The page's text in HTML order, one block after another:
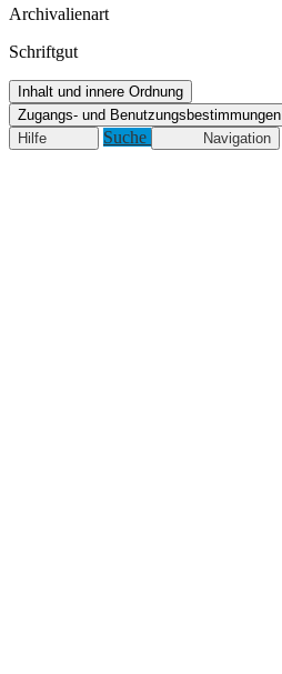
Archivalienart
Schriftgut
Inhalt und innere Ordnung
Zugangs- und Benutzungsbestimmungen
Hilfe
Suche Navigation